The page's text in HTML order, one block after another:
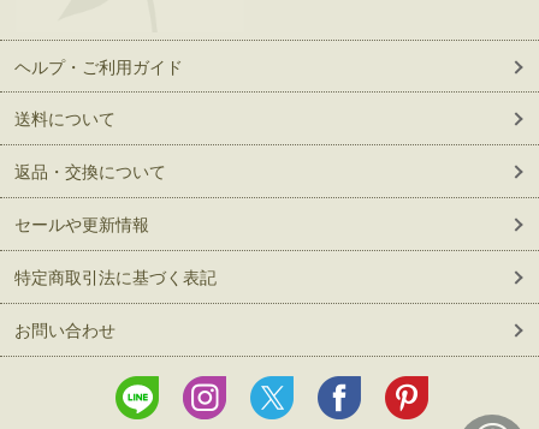
ヘルプ・ご利用ガイド
送料について
返品・交換について
セールや更新情報
特定商取引法に基づく表記
お問い合わせ